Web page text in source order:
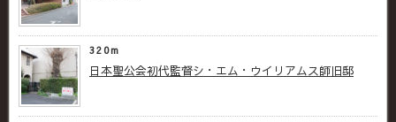
320m
日本聖公会初代監督シ・エム・ウイリアムス師旧邸